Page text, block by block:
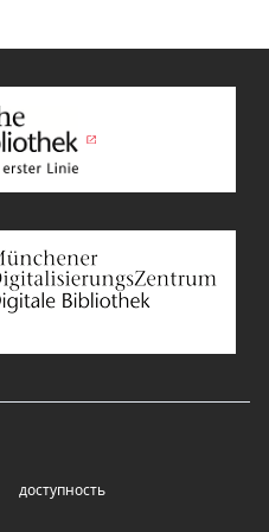
доступность